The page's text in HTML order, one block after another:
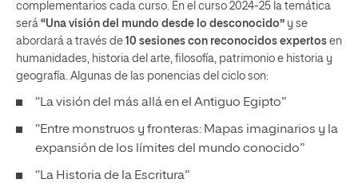
complementarios cada curso. En el curso 2024-25 la temática
será “Una visión del mundo desde lo desconocido” y se
abordará a través de 10 sesiones con reconocidos expertos en
humanidades, historia del arte, filosofía, patrimonio e historia y
geografía. Algunas de las ponencias del ciclo son:
“La visión del más allá en el Antiguo Egipto”
“Entre monstruos y fronteras: Mapas imaginarios y la
expansión de los límites del mundo conocido”
“La Historia de la Escritura”